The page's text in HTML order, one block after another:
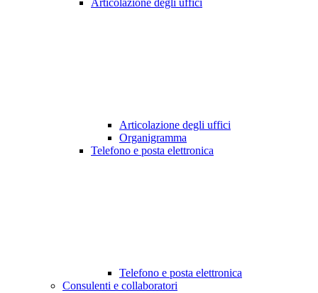
Articolazione degli uffici
Articolazione degli uffici
Organigramma
Telefono e posta elettronica
Telefono e posta elettronica
Consulenti e collaboratori